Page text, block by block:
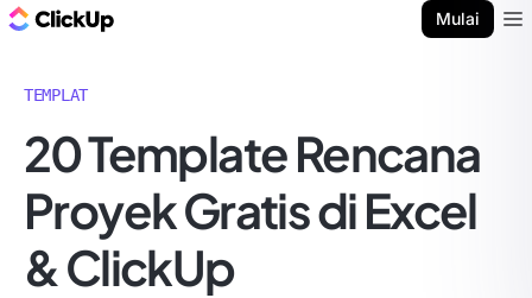
Mulai
TEMPLAT
20 Template Rencana
Proyek Gratis di Excel
& ClickUp